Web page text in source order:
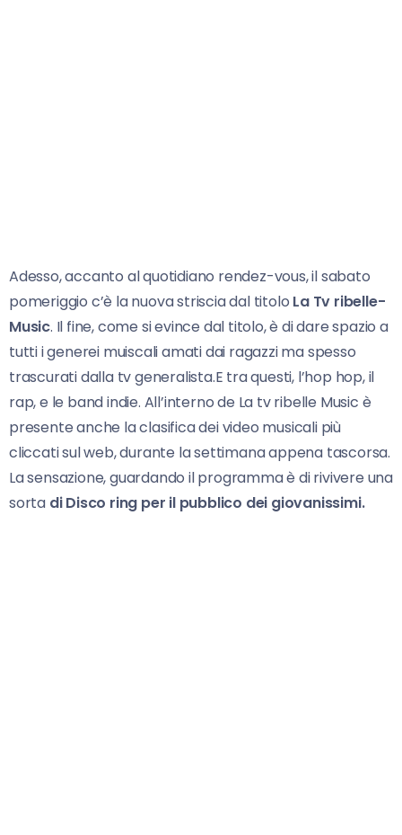
Adesso, accanto al quotidiano rendez-vous, il sabato
pomeriggio c’è la nuova striscia dal titolo La Tv ribelle-
Music. Il fine, come si evince dal titolo, è di dare spazio a
tutti i generei muiscali amati dai ragazzi ma spesso
trascurati dalla tv generalista.E tra questi, l’hop hop, il
rap, e le band indie. All’interno de La tv ribelle Music è
presente anche la clasifica dei video musicali più
cliccati sul web, durante la settimana appena tascorsa.
La sensazione, guardando il programma è di rivivere una
sorta di Disco ring per il pubblico dei giovanissimi.